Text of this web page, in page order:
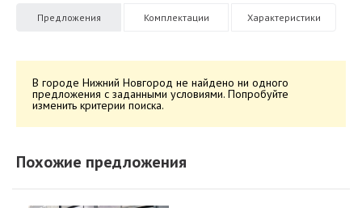
Предложения Комплектации Характеристики
В городе Нижний Новгород не найдено ни одного
предложения с заданными условиями. Попробуйте
изменить критерии поиска.
Похожие предложения